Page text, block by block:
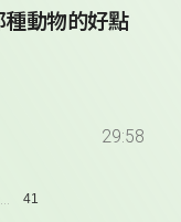
動物的好點
29:58
41